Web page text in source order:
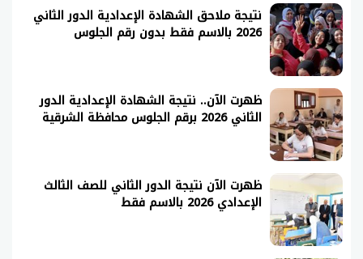
نتيجة ملاحق الشهادة الإعدادية الدور الثاني
2026 بالاسم فقط بدون رقم الجلوس
ظهرت الآن.. نتيجة الشهادة الإعدادية الدور
الثاني 2026 برقم الجلوس محافظة الشرقية
ظهرت الآن نتيجة الدور الثاني للصف الثالث
الإعدادي 2026 بالاسم فقط